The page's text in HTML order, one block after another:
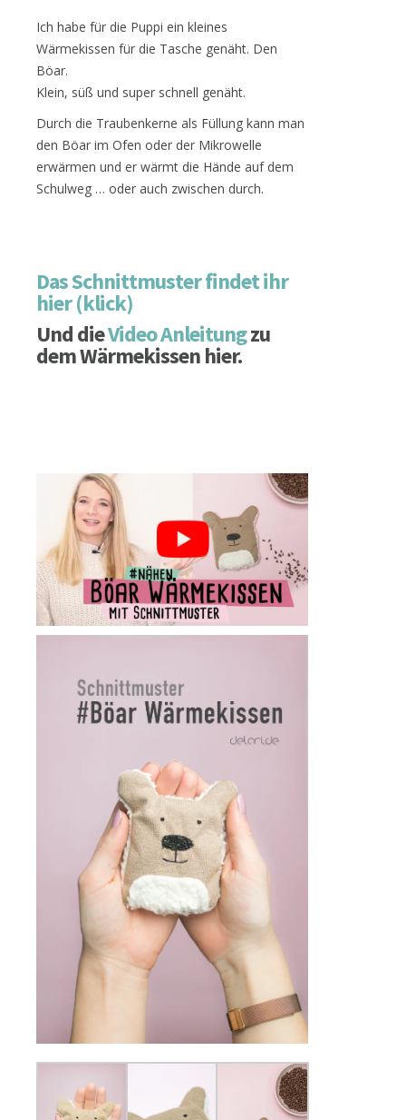
Ich habe für die Puppi ein kleines
Wärmekissen für die Tasche genäht. Den
Böar.
Klein, süß und super schnell genäht.
Durch die Traubenkerne als Füllung kann man
den Böar im Ofen oder der Mikrowelle
erwärmen und er wärmt die Hände auf dem
Schulweg … oder auch zwischen durch.
Das Schnittmuster findet ihr
hier (klick)
Und dieVideo Anleitungzu
dem Wärmekissen hier.